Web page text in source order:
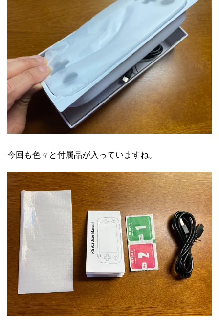
今回も色々と付属品が入っていますね。